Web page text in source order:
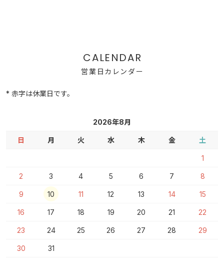
営業日カレンダー
* 赤字は休業日です。
2026年8月
日 月 火 水 木 金 土
1
2 3 4 5 6 7 8
9 10 11 12 13 14 15
16 17 18 19 20 21 22
23 24 25 26 27 28 29
30 31